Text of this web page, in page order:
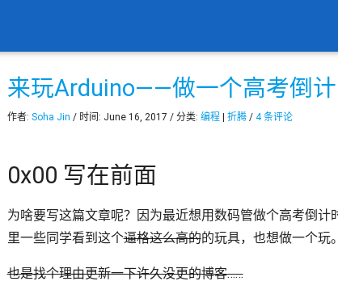
来玩Arduino——做一个高考倒
作者: Soha Jin / 时间: June 16, 2017 / 分类: 编程| 折腾/ 4 条评论
0x00 写在前面
为啥要写这篇文章呢？因为最近想用数码管做个高考倒
里一些同学看到这个逼格这么高的的玩具，也想做一个玩
也是找个理由更新一下许久没更的博客……